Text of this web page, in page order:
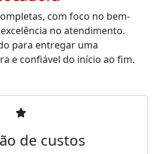
com foco no bem-
no atendimento.
para entregar uma
e confiável do início ao fim.
de custos